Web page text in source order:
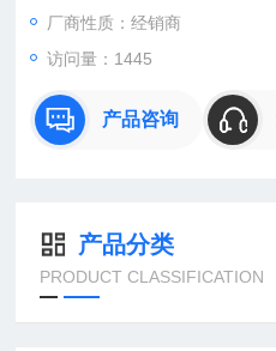
：
直销德国欧洲机电工控设备配件
国及欧洲生产的各类工控机电设
公司总部
厂商性质：经销商
访问量：1445
产品咨询
产品分类
PRODUCT CLASSIFICATION